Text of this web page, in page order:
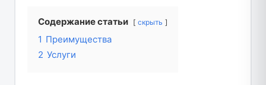
Содержание статьи скрыть
1 Преимущества
2 Услуги